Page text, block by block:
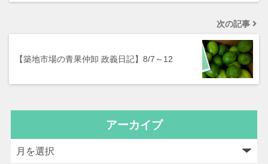
次の記事
【築地市場の青果仲卸 政義日記】8/7～12
アーカイブ